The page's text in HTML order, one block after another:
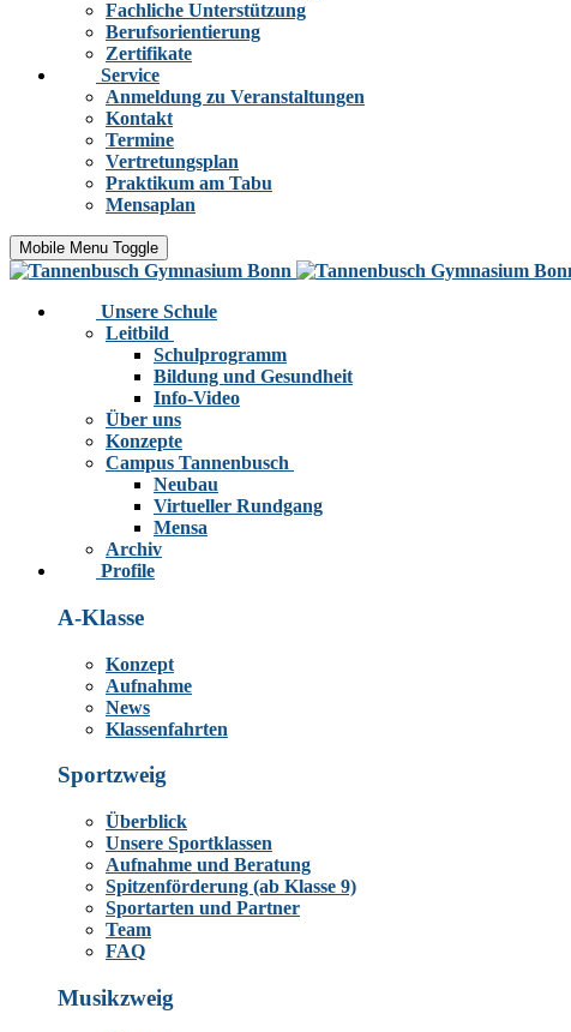
Fachliche Unterstützung
Berufsorientierung
Zertifikate
Service
Anmeldung zu Veranstaltungen
Kontakt
Termine
Vertretungsplan
Praktikum am Tabu
Mensaplan
Mobile Menu Toggle
Unsere Schule
Leitbild
Schulprogramm
Bildung und Gesundheit
Info-Video
Über uns
Konzepte
Campus Tannenbusch
Neubau
Virtueller Rundgang
Mensa
Archiv
Profile
A-Klasse
Konzept
Aufnahme
News
Klassenfahrten
Sportzweig
Überblick
Unsere Sportklassen
Aufnahme und Beratung
Spitzenförderung (ab Klasse 9)
Sportarten und Partner
Team
FAQ
Musikzweig